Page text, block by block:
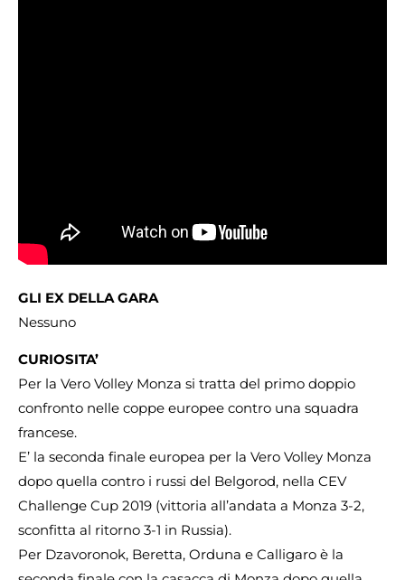
GLI EX DELLA GARA
Nessuno
CURIOSITA’
Per la Vero Volley Monza si tratta del primo doppio
confronto nelle coppe europee contro una squadra
francese.
E’ la seconda finale europea per la Vero Volley Monza
dopo quella contro i russi del Belgorod, nella CEV
Challenge Cup 2019 (vittoria all’andata a Monza 3-2,
sconfitta al ritorno 3-1 in Russia).
Per Dzavoronok, Beretta, Orduna e Calligaro è la